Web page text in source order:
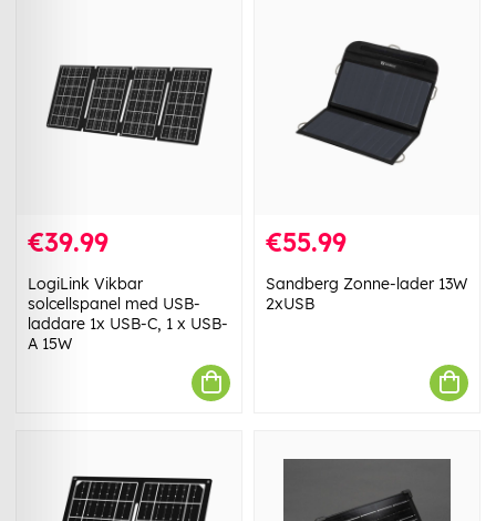
€39.99
LogiLink Vikbar
solcellspanel med USB-
laddare 1x USB-C, 1 x USB-
A 15W
€55.99
Sandberg Zonne-lader 13W
2xUSB